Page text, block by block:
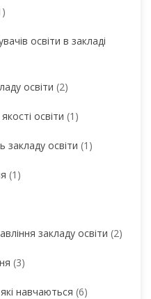
освіти в закладі
освіти (2)
освіти (1)
закладу освіти (1)
(1)
закладу освіти (2)
(3)
навчаються (6)